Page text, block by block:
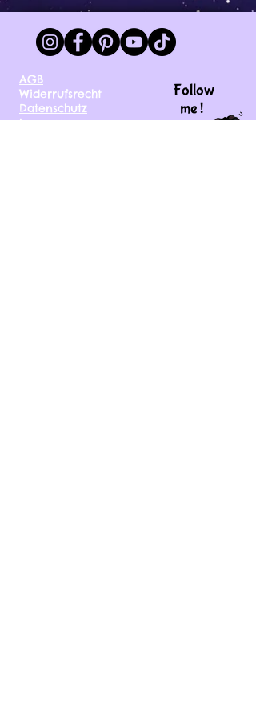
AGB
Widerrufsrecht
Datenschutz
Impressum
Follow
me !